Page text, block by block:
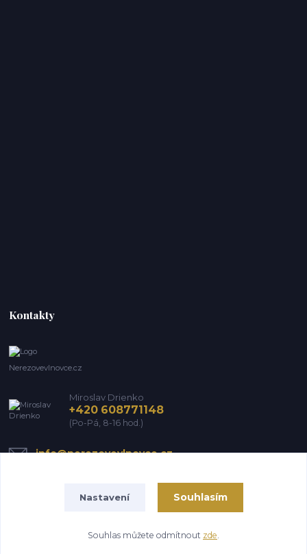
Kontakty
Nerezovevlnovce.cz
Miroslav Drienko
+420 608771148
(Po-Pá, 8-16 hod.)
info@nerezovevlnovce.cz
Vytvořeno na Eshop-rychle.cz
Nastavení Souhlasím
Souhlas můžete odmítnout zde